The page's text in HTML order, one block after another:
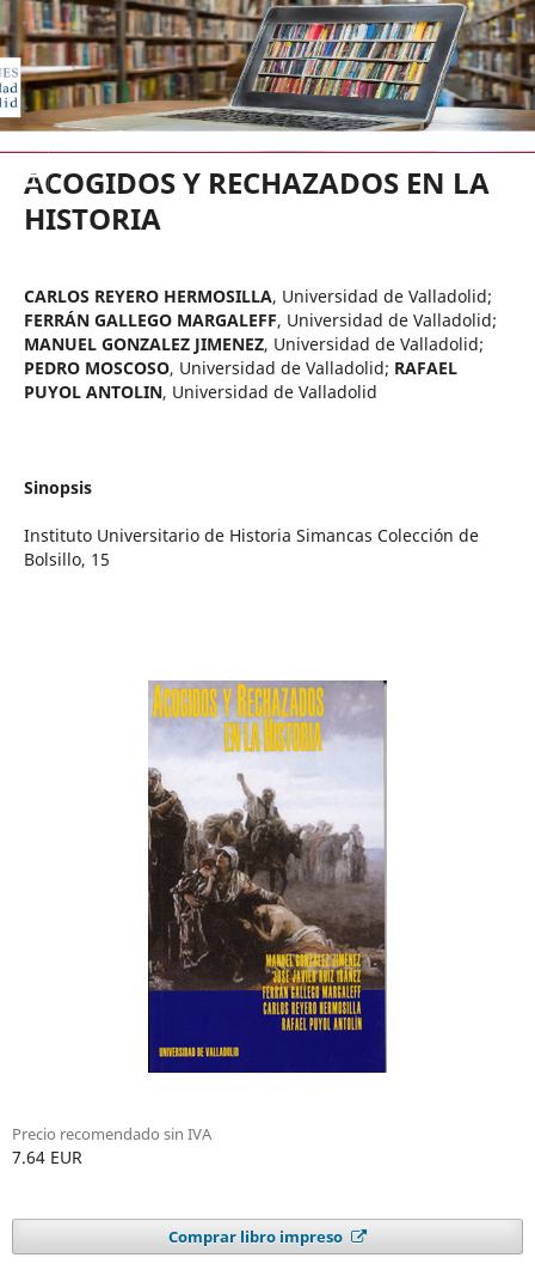
EDICIONES UNIVERSIDAD DE
ACOGIDOS Y RECHAZADOS EN LA
HISTORIA
CARLOS REYERO HERMOSILLA, Universidad de Valladolid;
FERRÁN GALLEGO MARGALEFF, Universidad de Valladolid;
MANUEL GONZALEZ JIMENEZ, Universidad de Valladolid;
PEDRO MOSCOSO, Universidad de Valladolid; RAFAEL
PUYOL ANTOLIN, Universidad de Valladolid
Sinopsis
Instituto Universitario de Historia Simancas Colección de
Bolsillo, 15
Precio recomendado sin IVA
7.64 EUR
Comprar libro impreso